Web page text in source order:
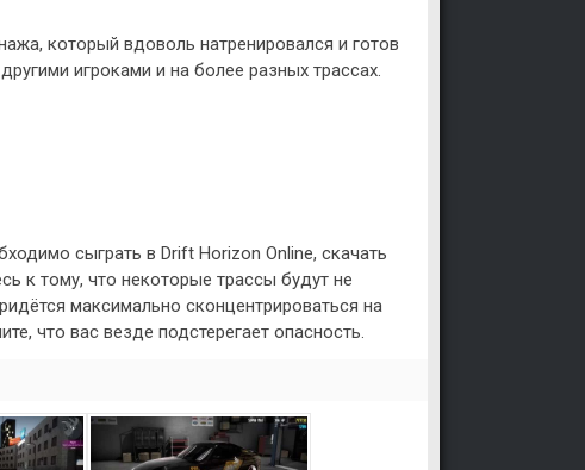
который вдоволь натренировался и готов
игроками и на более разных трассах.
сыграть в Drift Horizon Online, скачать
к тому, что некоторые трассы будут не
максимально сконцентрироваться на
что вас везде подстерегает опасность.